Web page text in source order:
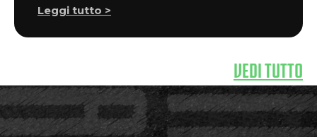
Leggi tutto >
VEDI TUTTO